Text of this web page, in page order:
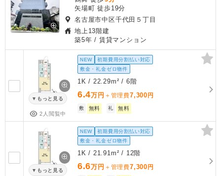
矢場町 徒歩19分
名古屋市中区千代田５丁目
地上13階建
築5年 / 賃貸マンション
もっと見る
2人閲覧中
NEW
初期費用分割払い対応
敷金・礼金ゼロ物件
1K / 22.29m² / 6階
6.4万円 ＋管理費7,300 円
敷 無料 礼 無料
もっと見る
NEW
初期費用分割払い対応
敷金・礼金ゼロ物件
1K / 21.91m² / 12階
6.6万円 ＋管理費7,300 円